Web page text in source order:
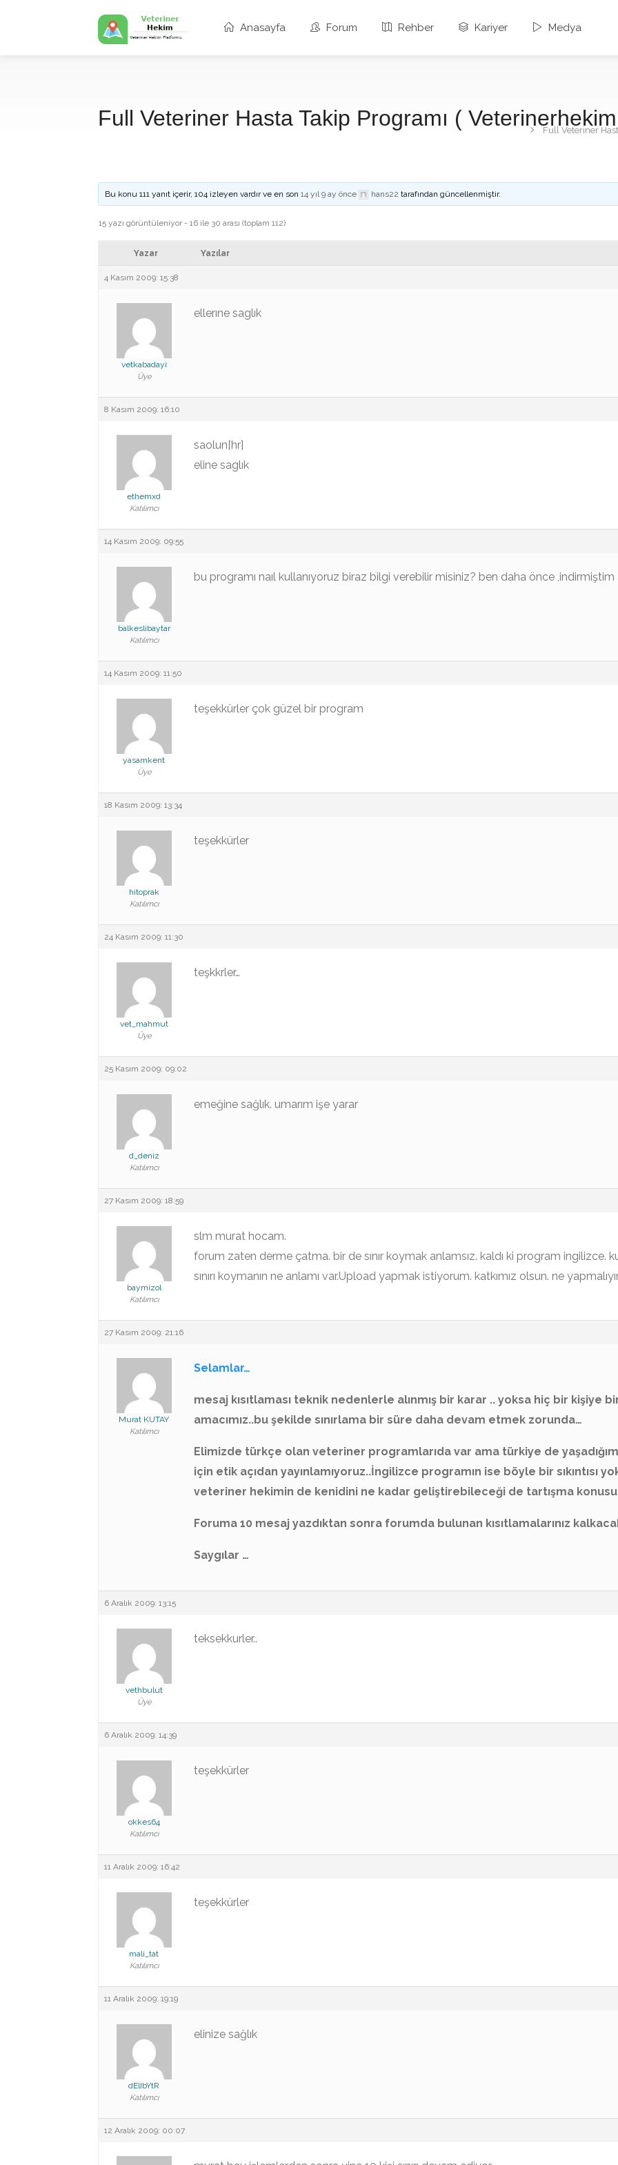
Anasayfa Forum Rehber Kariyer Medya
Full Veteriner Hasta Takip Programı (
Full Veteriner
Bu konu 111 yanıt içerir, 104 izleyen vardır ve en son14 yıl 9 ay önce hans22 tarafından güncellenmiştir.
15 yazı görüntüleniyor - 16 ile 30 arası (toplam 112)
Yazar Yazılar
4 Kasım 2009: 15:38
vetkabadayi
Üye
ellerıne saglık
8 Kasım 2009: 16:10
ethemxd
Katılımcı
saolun[hr]
eline saglık
14 Kasım 2009: 09:55
balkeslibaytar
Katılımcı
bu programı naıl kullanıyoruz biraz bilgi verebilir misiniz? ben daha önce
14 Kasım 2009: 11:50
yasamkent
Üye
teşekkürler çok güzel bir program
18 Kasım 2009: 13:34
hitoprak
Katılımcı
teşekkürler
24 Kasım 2009: 11:30
vet_mahmut
Üye
teşkkrler…
25 Kasım 2009: 09:02
d_deniz
Katılımcı
emeğine sağlık. umarım işe yarar
27 Kasım 2009: 18:59
baymizol
Katılımcı
slm murat hocam.
forum zaten derme çatma. bir de sınır koymak anlamsız. kaldı ki program ingilizce.
sınırı koymanın ne anlamı var.Upload yapmak istiyorum. katkımız olsun. ne
27 Kasım 2009: 21:16
Murat KUTAY
Katılımcı
Selamlar…
mesaj kısıtlaması teknik nedenlerle alınmış bir karar .. yoksa hiç bir kişiye
amacımız..bu şekilde sınırlama bir süre daha devam etmek zorunda…
Elimizde türkçe olan veteriner programlarıda var ama türkiye de
için etik açıdan yayınlamıyoruz..İngilizce programın ise böyle bir sıkıntısı
veteriner hekimin de kenidini ne kadar geliştirebileceği de tartışma
Foruma 10 mesaj yazdıktan sonra forumda bulunan kısıtlamalarınız
Saygılar …
6 Aralık 2009: 13:15
vethbulut
Üye
teksekkurler..
6 Aralık 2009: 14:39
okkes64
Katılımcı
teşekkürler
11 Aralık 2009: 16:42
mali_tat
Katılımcı
teşekkürler
11 Aralık 2009: 19:19
dElIbYtR
Katılımcı
elinize sağlık
12 Aralık 2009: 00:07